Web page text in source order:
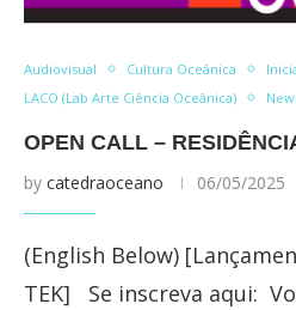
Audiovisual Cultura Oceânica
LACO (Lab Arte Ciência Oceânica)
OPEN CALL –
by catedraoceano 06/05/2025
(English Below)
TEK] Se inscreva aqui: